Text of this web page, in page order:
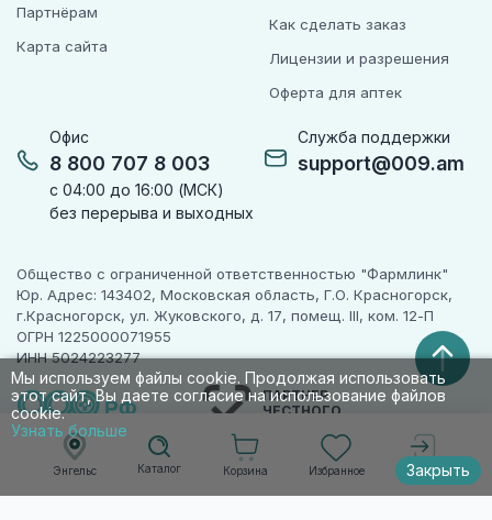
Энгельс Каталог Корзина Избранное Войти
Мы используем файлы cookie. Продолжая использовать
этот сайт, Вы даете согласие на использование файлов
cookie.
Узнать больше
Закрыть
Офис
8 800 707 8 003
с 04:00 до 16:00 (МСК)
без перерыва и выходных
Служба поддержки
support@009.am
Партнёрам
Карта сайта
Как сделать заказ
Лицензии и разрешения
Оферта для аптек
Общество с ограниченной ответственностью "Фармлинк"
Юр. Адрес: 143402, Московская область, Г.О. Красногорск,
г.Красногорск, ул. Жуковского, д. 17, помещ. III, ком. 12-П
ОГРН 1225000071955
ИНН 5024223277
ПАРТНЕР
ЧЕСТНОГО